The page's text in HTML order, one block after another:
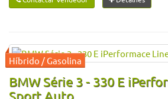
BMW Série 3 - 330 E
Sport Auto